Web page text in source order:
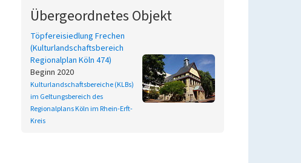
Übergeordnetes Objekt
Töpfereisiedlung Frechen
(Kulturlandschaftsbereich
Regionalplan Köln 474)
Beginn 2020
Kulturlandschaftsbereiche (KLBs)
im Geltungsbereich des
Regionalplans Köln im Rhein-Erft-
Kreis